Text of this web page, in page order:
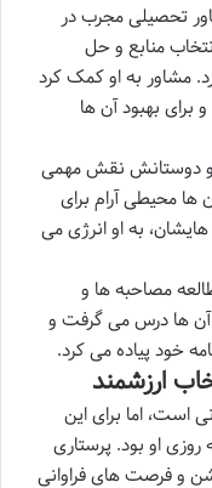
تحصیلی مجرب در
منابع و حل
مشاور به او کمک کرد
بهبود آن ها
و دوستانش نقش مهمی
ها محیطی آرام برای
به او انرژی می
مصاحبه ها و
آن ها درس می گرفت و
خود پیاده می کرد.
ارزشمند
است، اما برای این
او بود. پرستاری
و فرصت های فراوانی